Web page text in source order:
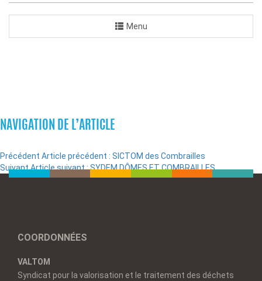
Menu
NAVIGATION DE L’ARTICLE
Précédent Article précédent : SICTOM des Combrailles
SuivantArticle suivant :SYDEM DÔMES ET COMBRAILLES
COORDONNÉES
VALTOM
Syndicat pour la valorisation et le traitement des déchets